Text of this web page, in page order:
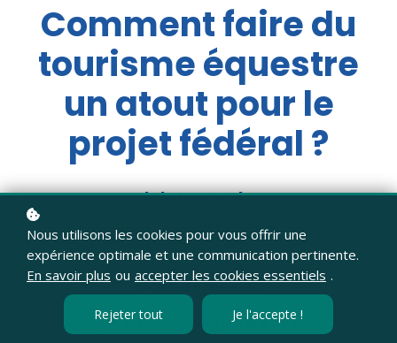
Comment faire du
tourisme équestre
un atout pour le
projet fédéral ?
Intervenant :
Emmanuel FELTESSE
Date et heure :
Lundi 11 novembre 2024
Nous utilisons les cookies pour vous offrir une
expérience optimale et une communication pertinente.
En savoir plus ou accepter les cookies essentiels .
Rejeter tout Je l'accepte !